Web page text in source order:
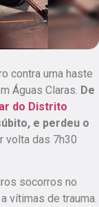
contra uma haste
Águas Claras. De
do Distrito
e perdeu o
volta das 7h30
socorros no
vítimas de trauma.